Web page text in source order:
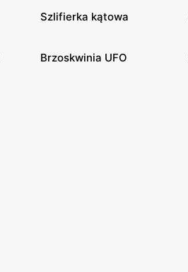
Szlifierka kątowa
Brzoskwinia UFO